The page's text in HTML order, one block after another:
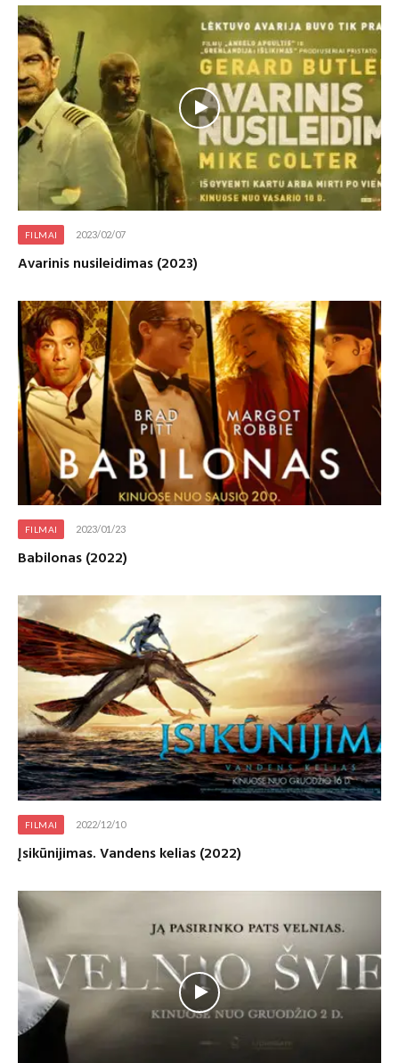
FILMAI 2023/02/07
Avarinis nusileidimas (2023)
FILMAI 2023/01/23
Babilonas (2022)
FILMAI 2022/12/10
Įsikūnijimas. Vandens kelias (2022)